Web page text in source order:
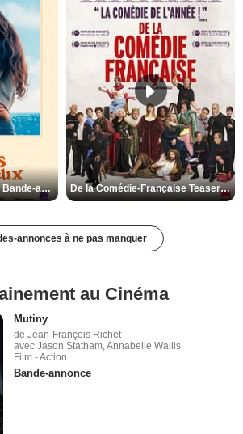
Les Matins merveilleux Bande-annonce VF De la Comédie-Française Teaser VF
annonces à ne pas manquer
au Cinéma
Mutiny
de Jean-François Richet
avec Jason Statham, Annabelle Wallis
Film - Action
Bande-annonce